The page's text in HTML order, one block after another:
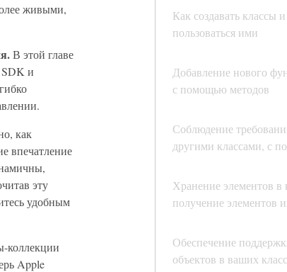
Как создавать классы
пользоваться ими
Добавление нового
с помощью методов
Соблюдение
другими классами, с
Хранение элементов в
получение элементов
Обеспечение
объектов в ваших
живыми,
В этой главе
SDK и
как
впечатление
эту
удобным
коллекции
Apple